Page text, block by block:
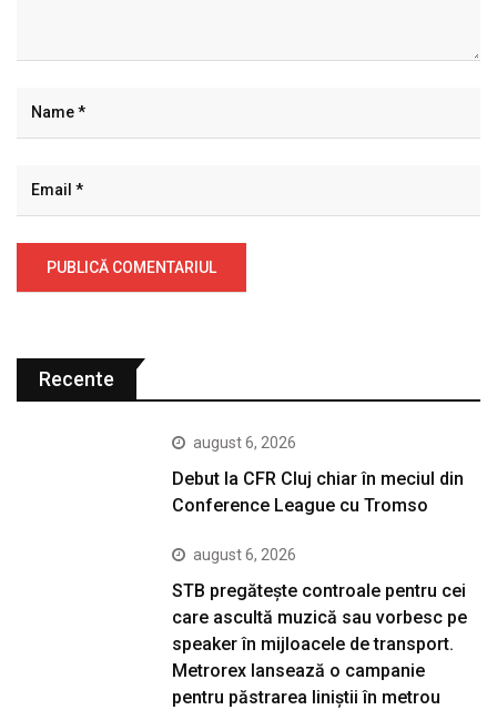
Recente
august 6, 2026
Debut la CFR Cluj chiar în meciul din
Conference League cu Tromso
august 6, 2026
STB pregătește controale pentru cei
care ascultă muzică sau vorbesc pe
speaker în mijloacele de transport.
Metrorex lansează o campanie
pentru păstrarea liniștii în metrou